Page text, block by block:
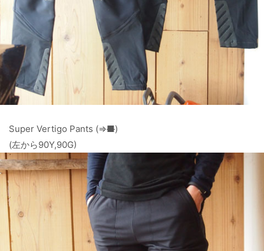
Super Vertigo Pants (⇒■)
(左から90Y,90G)